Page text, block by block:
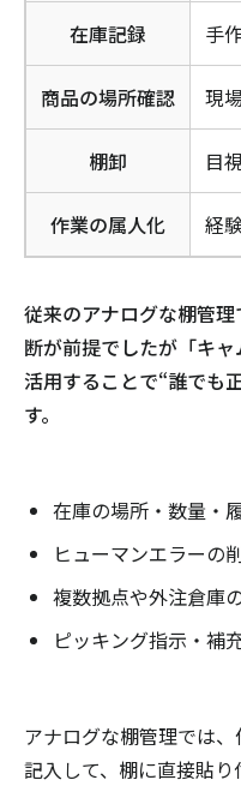
在庫記録 手
商品の場所確認 現
棚卸 目
作業の属人化 経
従来のアナログな棚管
断が前提でしたが「キ
活用することで“誰でも
す。
在庫の場所・数量・
ヒューマンエラーの
複数拠点や外注倉庫
ピッキング指示・補
アナログな棚管理では
記入して、棚に直接貼り